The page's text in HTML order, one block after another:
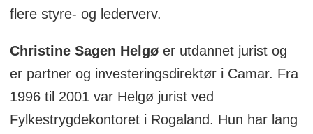
flere styre- og lederverv.
Christine Sagen Helgøer utdannet jurist og
er partner og investeringsdirektør i Camar. Fra
1996 til 2001 var Helgø jurist ved
Fylkestrygdekontoret i Rogaland. Hun har lang